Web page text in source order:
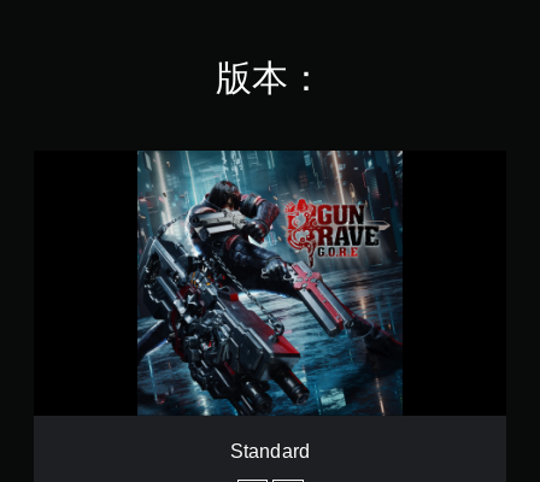
版本：
Standard